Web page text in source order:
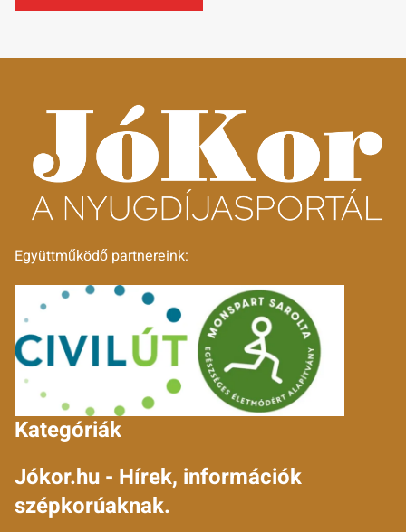
Együttműködő partnereink:
Kategóriák
Jókor.hu - Hírek, információk
szépkorúaknak.